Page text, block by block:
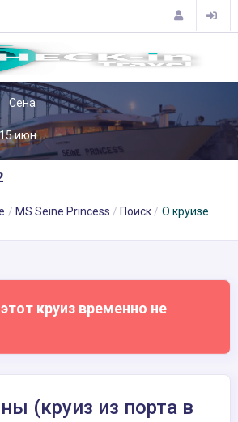
Сена
июн.
MS Seine Princess Поиск О круизе
круиз временно не
(круиз из порта в